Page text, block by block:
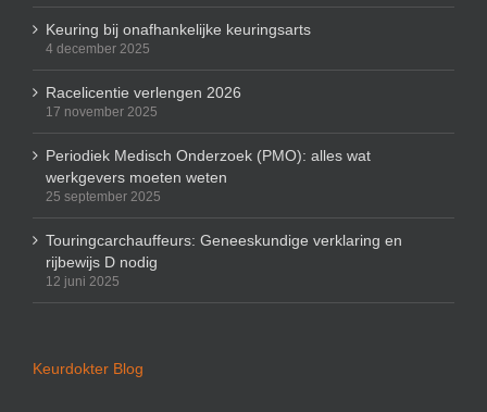
Keuring bij onafhankelijke keuringsarts
4 december 2025
Racelicentie verlengen 2026
17 november 2025
Periodiek Medisch Onderzoek (PMO): alles wat
werkgevers moeten weten
25 september 2025
Touringcarchauffeurs: Geneeskundige verklaring en
rijbewijs D nodig
12 juni 2025
Keurdokter Blog